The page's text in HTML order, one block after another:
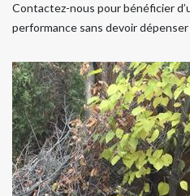
Contactez-nous pour bénéficier
performance sans devoir